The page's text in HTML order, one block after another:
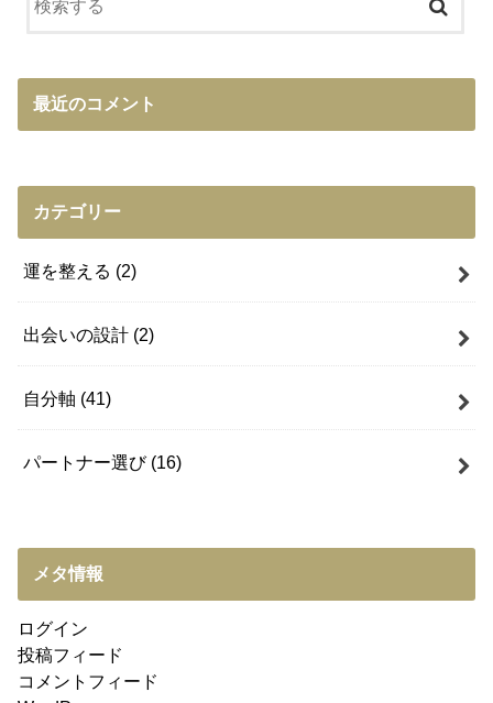
最近のコメント
カテゴリー
運を整える (2)
出会いの設計 (2)
自分軸 (41)
パートナー選び (16)
メタ情報
ログイン
投稿フィード
コメントフィード